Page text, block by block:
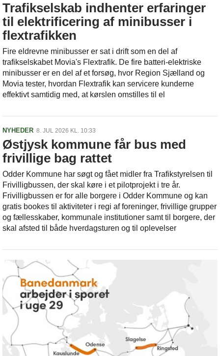
Trafikselskab indhenter erfaringer
til elektrificering af minibusser i
flextrafikken
Fire eldrevne minibusser er sat i drift som en del af
trafikselskabet Movia's Flextrafik. De fire batteri-elektriske
minibusser er en del af et forsøg, hvor Region Sjælland og
Movia tester, hvordan Flextrafik kan servicere kunderne
effektivt samtidig med, at kørslen omstilles til el
NYHEDER 8. JUL 2026 KL. 10:33
Østjysk kommune får bus med
frivillige bag rattet
Odder Kommune har søgt og fået midler fra Trafikstyrelsen til
Frivilligbussen, der skal køre i et pilotprojekt i tre år.
Frivilligbussen er for alle borgere i Odder Kommune og kan
gratis bookes til aktiviteter i regi af foreninger, frivillige grupper
og fællesskaber, kommunale institutioner samt til borgere, der
skal afsted til både hverdagsturen og til oplevelser